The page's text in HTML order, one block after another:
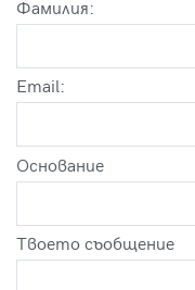
Фамилия:
Email:
Оснoвание
Твоето съобщение